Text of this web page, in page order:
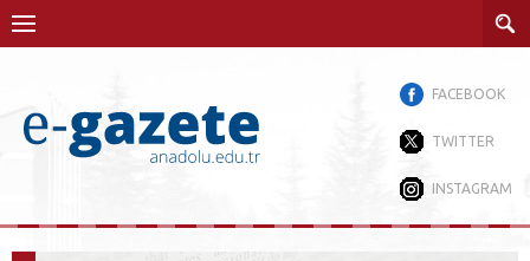
FACEBOOK
TWITTER
INSTAGRAM